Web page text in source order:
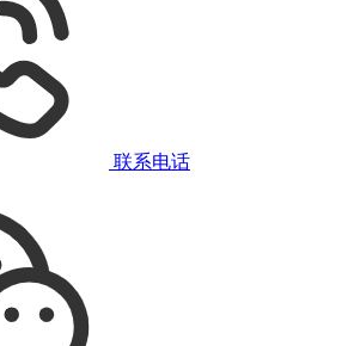
联系电话